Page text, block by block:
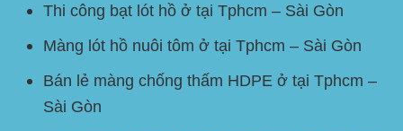
Thi công bạt lót hồ ở tại Tphcm – Sài Gòn
Màng lót hồ nuôi tôm ở tại Tphcm – Sài Gòn
Bán lẻ màng chống thấm HDPE ở tại Tphcm –
Sài Gòn